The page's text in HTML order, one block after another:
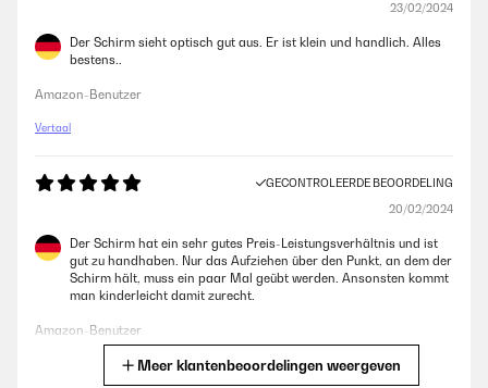
23/02/2024
Der Schirm sieht optisch gut aus. Er ist klein und handlich. Alles
bestens..
Amazon-Benutzer
Vertaal
GECONTROLEERDE BEOORDELING
20/02/2024
Der Schirm hat ein sehr gutes Preis-Leistungsverhältnis und ist
gut zu handhaben. Nur das Aufziehen über den Punkt, an dem der
Schirm hält, muss ein paar Mal geübt werden. Ansonsten kommt
man kinderleicht damit zurecht.
Amazon-Benutzer
Meer klantenbeoordelingen weergeven